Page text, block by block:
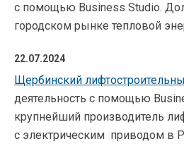
с помощью Business Studio.
городском рынке тепловой
22.07.2024
Щербинский
деятельность с помощью
крупнейший производитель
с электрическим приводом в